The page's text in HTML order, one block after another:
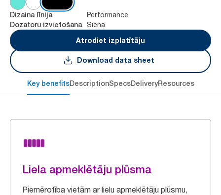
Dizaina līnija Performance
Dozatoru izvietošana
Siena
Atrodiet izplatītāju
Download data sheet
Key benefitsDescriptionSpecsDeliveryResources
Liela apmeklētāju plūsma
Piemērotība vietām ar lielu apmeklētāju plūsmu,